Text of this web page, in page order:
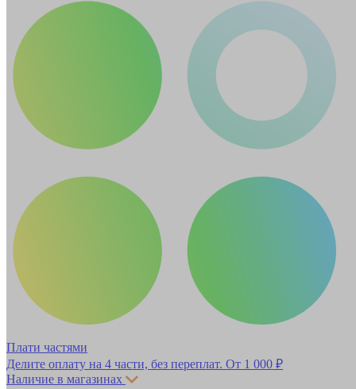
Плати частями
Делите оплату на 4 части, без переплат. От 1 000 ₽
Наличие в магазинах